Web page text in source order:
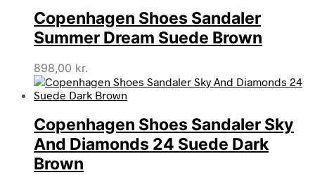
298,00 kr..208,60 kr..
Copenhagen Shoes Sandaler
Summer Dream Suede Brown
898,00 kr.
Copenhagen Shoes Sandaler Sky
And Diamonds 24 Suede Dark
Brown